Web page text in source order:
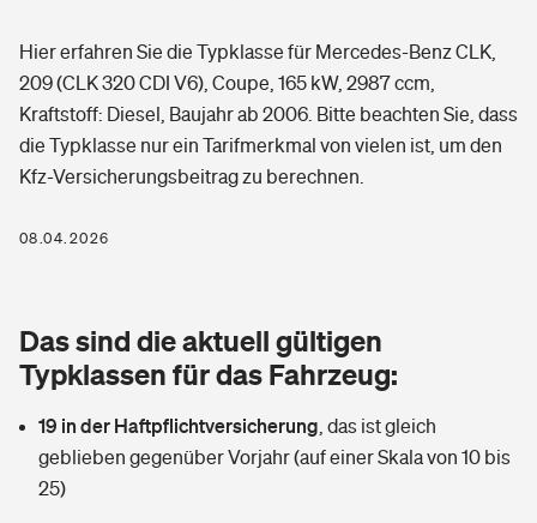
Arbeitsrechtsschutz
Berufshaftpflichtversicherung
Rentenrechner: Wie viel Geld bekomme ich im Alter?
Wer versichert was: Jetzt Versicherer finden
Sie haben Fragen?
Hausratversicherung
Elementarversicherung
Photovoltaik
Wärmepumpen versichern
Vermieterrrechtsschutz
Mietkautionsversicherung
Restkreditversicherung
Pri­vate Haft­pflicht­
Rechts­schutz­ver­si­che­rung
Kinderunfall­ver­si­che­rung
Reiseversicherung
Gesundheit
Private Krankenversicherung
Tierkrankenversicherung
Zur Übersicht
Hier erfahren Sie die Typklasse für Mercedes-Benz CLK,
209 (CLK 320 CDI V6), Coupe, 165 kW, 2987 ccm,
Kraftstoff: Diesel, Baujahr ab 2006. Bitte beachten Sie, dass
die Typklasse nur ein Tarifmerkmal von vielen ist, um den
Kfz-Versicherungsbeitrag zu berechnen.
08.04.2026
Das sind die aktuell gültigen
Typklassen für das Fahrzeug:
19 in der Haftpflichtversicherung das ist gleich
geblieben gegenüber Vorjahr (auf einer Skala von 10 bis
25)